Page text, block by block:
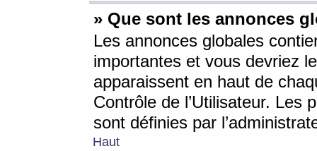
» Que sont les annonces
Les annonces globales
importantes et vous devriez
apparaissent en haut de
Contrôle de l’Utilisateur. Les
sont définies par
Haut